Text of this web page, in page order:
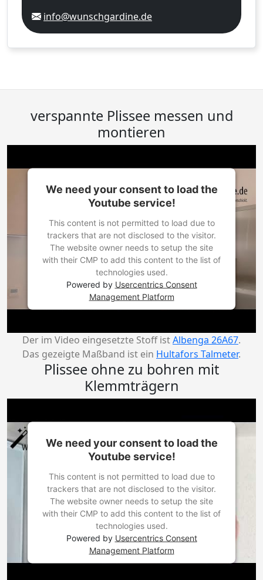
info@wunschgardine.de
verspannte Plissee messen und
montieren
We need your consent to load the
Youtube service!
This content is not permitted to load due to
trackers that are not disclosed to the visitor.
The website owner needs to setup the site
with their CMP to add this content to the list of
technologies used.
Powered by Usercentrics Consent
Management Platform
Der im Video eingesetzte Stoff istAlbenga 26A67.
Das gezeigte Maßband ist ein Hultafors Talmeter.
Plissee ohne zu bohren mit
Klemmträgern
We need your consent to load the
Youtube service!
This content is not permitted to load due to
trackers that are not disclosed to the visitor.
The website owner needs to setup the site
with their CMP to add this content to the list of
technologies used.
Powered by Usercentrics Consent
Management Platform